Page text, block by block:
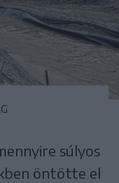
súlyos
öntötte el